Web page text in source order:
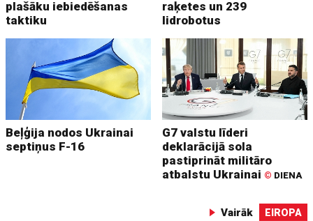
plašāku iebiedēšanas
taktiku
raķetes un 239
lidrobotus
Beļģija nodos Ukrainai
septiņus F-16
G7 valstu līderi
deklarācijā sola
pastiprināt militāro
atbalstu Ukrainai © DIENA
Vairāk EIROPA